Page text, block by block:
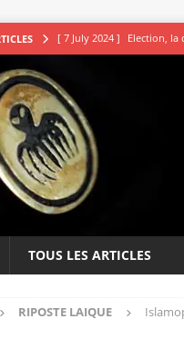
[ 7 July 2024 ] Election, la
[ 5 July 2024 ]
[ 4 July 2024 ] DSK le
[ 9 July 2024 ]
TOUS LES ARTICLES
RIPOSTE LAIQUE